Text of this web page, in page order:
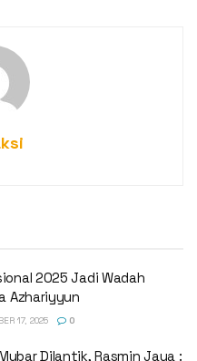
2025 Jadi Wadah
Azhariyyun
17, 2025 0
Dilantik, Rasmin Jaya :